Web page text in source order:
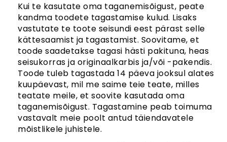
Kui te kasutate oma taganemisõigust, peate
kandma toodete tagastamise kulud. Lisaks
vastutate te toote seisundi eest pärast selle
kättesaamist ja tagastamist. Soovitame, et
toode saadetakse tagasi hästi pakituna, heas
seisukorras ja originaalkarbis ja/või -pakendis.
Toode tuleb tagastada 14 päeva jooksul alates
kuupäevast, mil me saime teie teate, milles
teatate meile, et soovite kasutada oma
taganemisõigust. Tagastamine peab toimuma
vastavalt meie poolt antud täiendavatele
mõistlikele juhistele.